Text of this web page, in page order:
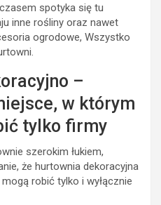
spotyka się tu
inne rośliny oraz nawet
ogrodowe, Wszystko
–
w którym
tylko firmy
szerokim łukiem,
że hurtownia dekoracyjna
robić tylko i wyłącznie